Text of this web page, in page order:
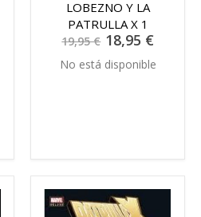
LOBEZNO Y LA
PATRULLA X 1
19,95 € Precio
especial
18,95 €
No está disponible